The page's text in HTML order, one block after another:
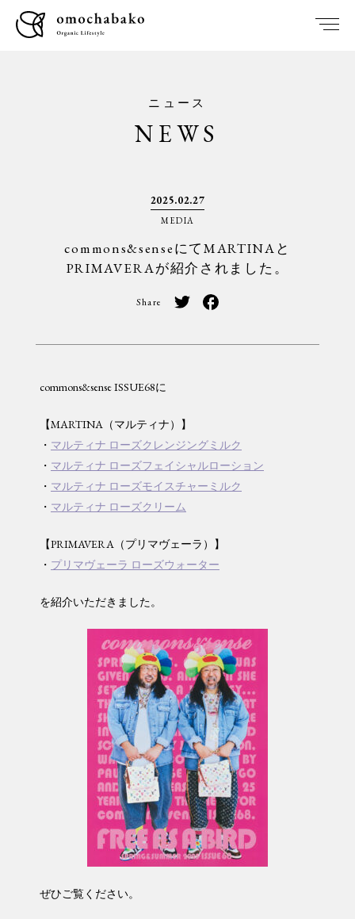
ニュース
NEWS
2025.02.27
MEDIA
commons&senseにてMARTINAと
PRIMAVERAが紹介されました。
Share
commons&sense ISSUE68に
【MARTINA（マルティナ）】
・ マルティナ ローズクレンジングミルク
・ マルティナ ローズフェイシャルローション
・ マルティナ ローズモイスチャーミルク
・ マルティナ ローズクリーム
【PRIMAVERA（プリマヴェーラ）】
・ プリマヴェーラ ローズウォーター
を紹介いただきました。
ぜひご覧ください。